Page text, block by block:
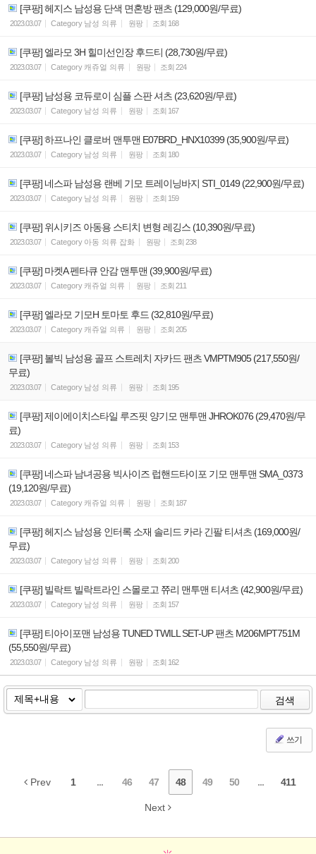
[쿠팡] 헤지스 남성용 단색 면혼방 팬츠 (129,000원/무료)
2023.03.07 Category 남성 의류 원팡 조회 168
[쿠팡] 엘라모 3H 힐미선인장 후드티 (28,730원/무료)
2023.03.07 Category 캐쥬얼 의류 원팡 조회 224
[쿠팡] 남성용 코듀로이 심플 스판 셔츠 (23,620원/무료)
2023.03.07 Category 남성 의류 원팡 조회 167
[쿠팡] 하프나인 클로버 맨투맨 E07BRD_HNX10399 (35,900원/무료)
2023.03.07 Category 남성 의류 원팡 조회 180
[쿠팡] 네스파 남성용 랜베 기모 트레이닝바지 STI_0149 (22,900원/무료)
2023.03.07 Category 남성 의류 원팡 조회 159
[쿠팡] 위시키즈 아동용 스티치 변형 레깅스 (10,390원/무료)
2023.03.07 Category 아동 의류 잡화 원팡 조회 238
[쿠팡] 마켓A 펜타큐 안감 맨투맨 (39,900원/무료)
2023.03.07 Category 캐쥬얼 의류 원팡 조회 211
[쿠팡] 엘라모 기모H 토마토 후드 (32,810원/무료)
2023.03.07 Category 캐쥬얼 의류 원팡 조회 205
[쿠팡] 볼빅 남성용 골프 스트레치 자카드 팬츠 VMPTM905 (217,550원/
무료)
2023.03.07 Category 남성 의류 원팡 조회 195
[쿠팡] 제이에이치스타일 루즈핏 양기모 맨투맨 JHROK076 (29,470원/무
료)
2023.03.07 Category 남성 의류 원팡 조회 153
[쿠팡] 네스파 남녀공용 빅사이즈 럽핸드타이포 기모 맨투맨 SMA_0373
(19,120원/무료)
2023.03.07 Category 캐쥬얼 의류 원팡 조회 187
[쿠팡] 헤지스 남성용 인터록 소재 솔리드 카라 긴팔 티셔츠 (169,000원/
무료)
2023.03.07 Category 남성 의류 원팡 조회 200
[쿠팡] 빌락트 빌락트라인 스몰로고 쮸리 맨투맨 티셔츠 (42,900원/무료)
2023.03.07 Category 남성 의류 원팡 조회 157
[쿠팡] 티아이포맨 남성용 TUNED TWILL SET-UP 팬츠 M206MPT751M
(55,550원/무료)
2023.03.07 Category 남성 의류 원팡 조회 162
검색
쓰기
Prev 1 ... 46 47 48 49 50 ... 411
Next